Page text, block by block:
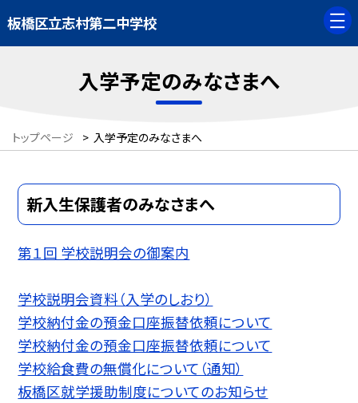
板橋区立志村第二中学校
入学予定のみなさまへ
トップページ > 入学予定のみなさまへ
新入生保護者のみなさまへ
第１回 学校説明会の御案内
学校説明会資料（入学のしおり）
学校納付金の預金口座振替依頼について
学校納付金の預金口座振替依頼について
学校給食費の無償化について（通知）
板橋区就学援助制度についてのお知らせ